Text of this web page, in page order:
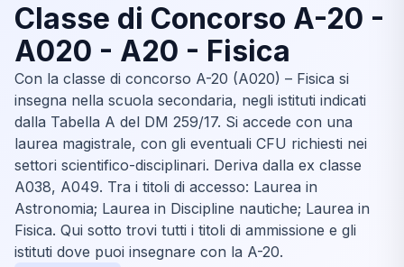
Classe di Concorso A-20 -
A020 - A20 - Fisica
Con la classe di concorso A-20 (A020) – Fisica si
insegna nella scuola secondaria, negli istituti indicati
dalla Tabella A del DM 259/17. Si accede con una
laurea magistrale, con gli eventuali CFU richiesti nei
settori scientifico-disciplinari. Deriva dalla ex classe
A038, A049. Tra i titoli di accesso: Laurea in
Astronomia; Laurea in Discipline nautiche; Laurea in
Fisica. Qui sotto trovi tutti i titoli di ammissione e gli
istituti dove puoi insegnare con la A-20.